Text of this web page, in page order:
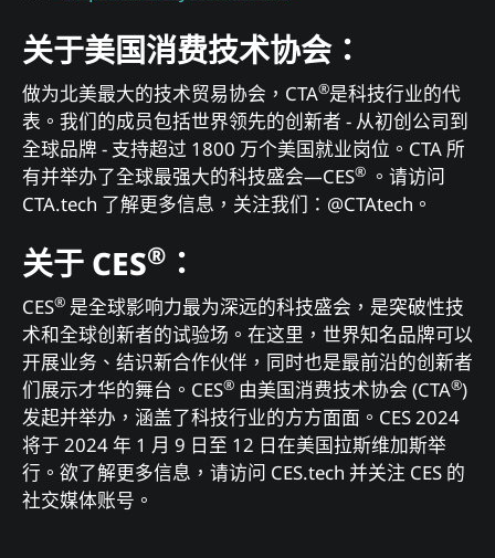
关于美国消费技术协会：
做为北美最大的技术贸易协会，CTA®是科技行业的代
表。我们的成员包括世界领先的创新者 - 从初创公司到
全球品牌 - 支持超过 1800 万个美国就业岗位。CTA 所
有并举办了全球最强大的科技盛会—CES® 。请访问
CTA.tech 了解更多信息，关注我们：@CTAtech。
关于 CES® ：
CES® 是全球影响力最为深远的科技盛会，是突破性技
术和全球创新者的试验场。在这里，世界知名品牌可以
开展业务、结识新合作伙伴，同时也是最前沿的创新者
们展示才华的舞台。CES® 由美国消费技术协会 (CTA®)
发起并举办，涵盖了科技行业的方方面面。CES 2024
将于 2024 年 1 月 9 日至 12 日在美国拉斯维加斯举
行。欲了解更多信息，请访问 CES.tech 并关注 CES 的
社交媒体账号。